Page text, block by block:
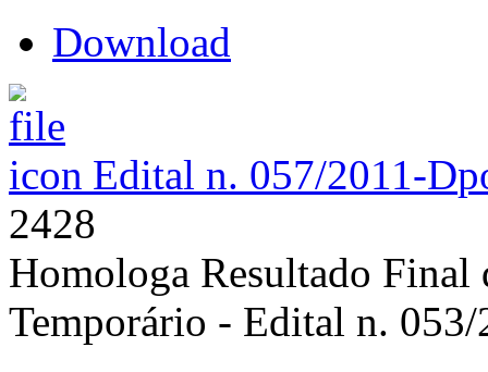
Download
Edital n. 057/2011-D
2428
Homologa Resultado Final
Temporário - Edital n.